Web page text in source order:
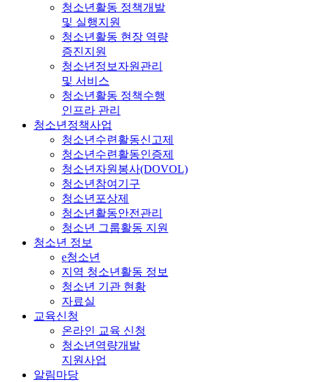
청소년활동 정책개발
및 실행지원
청소년활동 현장 역량
증진지원
청소년정보자원관리
및 서비스
청소년활동 정책수행
인프라 관리
청소년정책사업
청소년수련활동신고제
청소년수련활동인증제
청소년자원봉사(DOVOL)
청소년참여기구
청소년포상제
청소년활동안전관리
청소년 그룹활동 지원
청소년 정보
e청소년
지역 청소년활동 정보
청소년 기관 현황
자료실
교육신청
온라인 교육 신청
청소년역량개발
지원사업
알림마당